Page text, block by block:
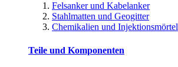
Felsanker und Kabelanker
Stahlmatten und Geogitter
Chemikalien und Injektionsmörtel
Teile und Komponenten